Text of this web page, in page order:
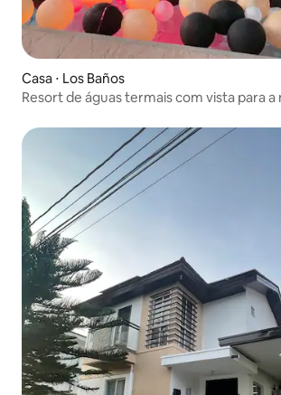
Casa ⋅ Los Baños
Resort de águas termais com vista para